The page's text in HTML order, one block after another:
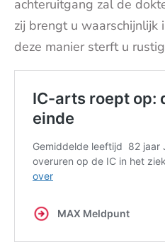
achteruitgang zal de
zij brengt u waarschijnlijk
deze manier sterft u